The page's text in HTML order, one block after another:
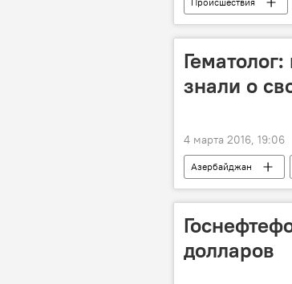
ЖИЗНЬ
знали о
4 марта 2016, 19:06
Азербайджан
Талассемия
долларов